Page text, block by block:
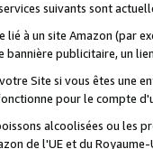
suivants sont
lié à un site Amazon (par
bannière publicitaire, un
Site si vous êtes une
pour le compte
alcoolisées ou les
de l'UE et du Royaume-